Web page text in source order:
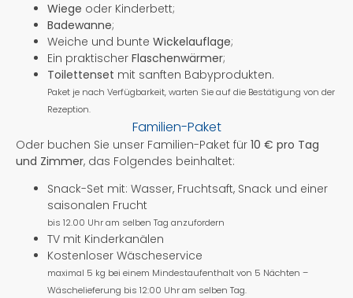
Wiege oder Kinderbett;
Badewanne;
Weiche und bunte Wickelauflage;
Ein praktischer Flaschenwärmer;
Toilettenset mit sanften Babyprodukten.
Paket je nach Verfügbarkeit, warten Sie auf die Bestätigung von der
Rezeption.
Familien-Paket
Oder buchen Sie unser Familien-Paket für 10 € pro Tag
und Zimmer, das Folgendes beinhaltet:
Snack-Set mit: Wasser, Fruchtsaft, Snack und einer
saisonalen Frucht
bis 12.00 Uhr am selben Tag anzufordern
TV mit Kinderkanälen
Kostenloser Wäscheservice
maximal 5 kg bei einem Mindestaufenthalt von 5 Nächten –
Wäschelieferung bis 12:00 Uhr am selben Tag.